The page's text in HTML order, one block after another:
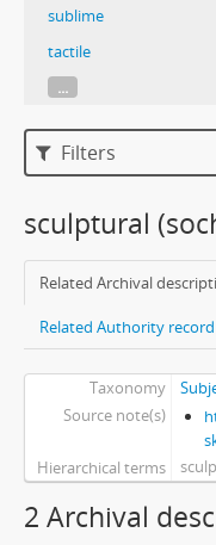
sublime
tactile
...
Filters
sculptural
Related Archival
Related Authority
Taxonomy
Source note(s)
Hierarchical terms
2 Archival